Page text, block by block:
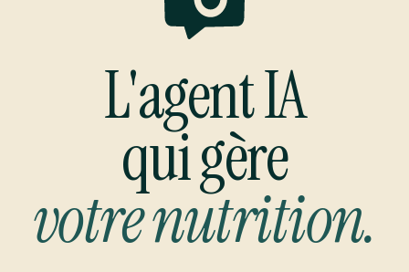
L'agent IA
qui gère
votre nutrition.